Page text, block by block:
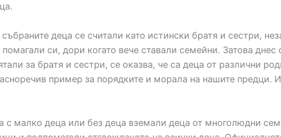
деца се считали като истински братя и сестри,
си, дори когато вече ставали семейни. Затова днес
за братя и сестри, се оказва, че са деца от различни
пример за порядките и морала на нашите предци.
с малко деца или без деца вземали деца от многолюдни